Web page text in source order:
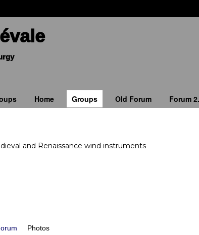
Home Groups Old Forum Forum
and Renaissance wind instruments
Photos